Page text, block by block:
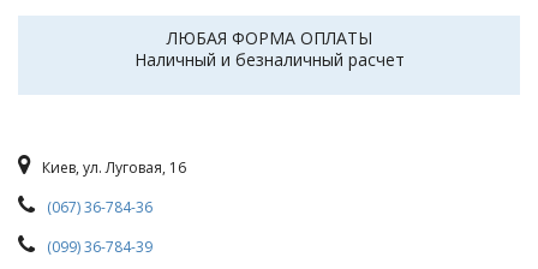
ЛЮБАЯ ФОРМА ОПЛАТЫ
Наличный и безналичный расчет
Киев, ул. Луговая, 16
(067) 36-784-36
(099) 36-784-39